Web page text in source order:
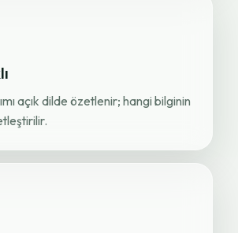
açık dilde özetlenir; hangi bilginin